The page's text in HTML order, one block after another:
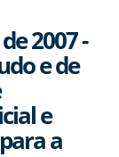
2007 -
e de
e
a